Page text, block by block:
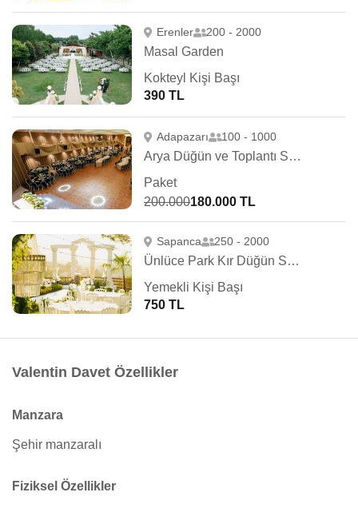
Erenler 200 - 2000
Masal Garden
Kokteyl Kişi Başı
390 TL
Adapazarı 100 - 1000
Arya Düğün ve Toplantı Salonu
Paket
200.000180.000 TL
Sapanca 250 - 2000
Ünlüce Park Kır Düğün Salonu
Yemekli Kişi Başı
750 TL
Valentin Davet Özellikler
Manzara
Şehir manzaralı
Fiziksel Özellikler